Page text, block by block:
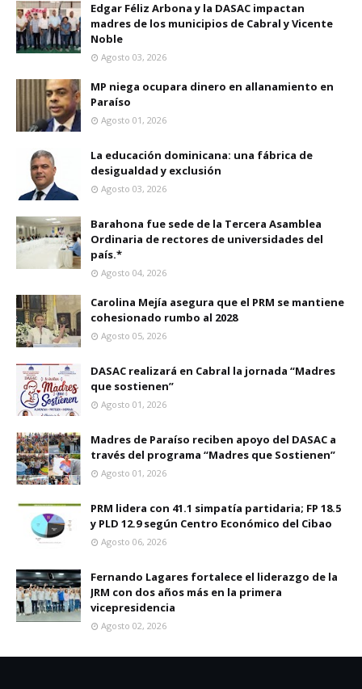
Edgar Féliz Arbona y la DASAC impactan
madres de los municipios de Cabral y Vicente
Noble
Agosto 03, 2026
MP niega ocupara dinero en allanamiento en
Paraíso
Agosto 01, 2026
La educación dominicana: una fábrica de
desigualdad y exclusión
Agosto 03, 2026
Barahona fue sede de la Tercera Asamblea
Ordinaria de rectores de universidades del
país.*
Agosto 04, 2026
Carolina Mejía asegura que el PRM se mantiene
cohesionado rumbo al 2028
Agosto 05, 2026
DASAC realizará en Cabral la jornada “Madres
que sostienen”
Agosto 01, 2026
Madres de Paraíso reciben apoyo del DASAC a
través del programa “Madres que Sostienen”
Agosto 01, 2026
PRM lidera con 41.1 simpatía partidaria; FP 18.5
y PLD 12.9 según Centro Económico del Cibao
Agosto 06, 2026
Fernando Lagares fortalece el liderazgo de la
JRM con dos años más en la primera
vicepresidencia
Agosto 02, 2026